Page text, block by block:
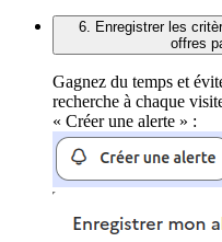
6. Enregistrer les
offres
Gagnez du temps et
recherche à chaque
« Créer une alerte » :